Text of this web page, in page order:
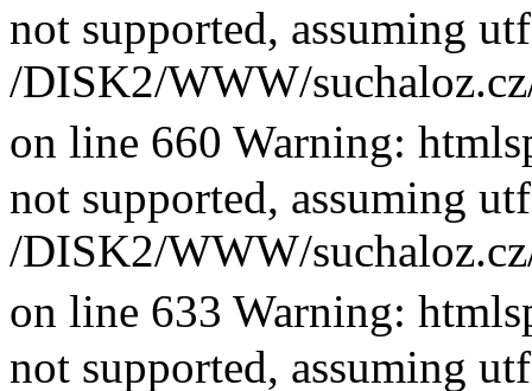
not supported, assuming
/DISK2/WWW/
on line 660 Warning:
not supported, assuming
/DISK2/WWW/
on line 633 Warning:
not supported, assuming